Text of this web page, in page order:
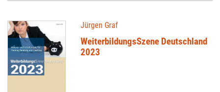
Jürgen Graf
WeiterbildungsSzene Deutschland
2023